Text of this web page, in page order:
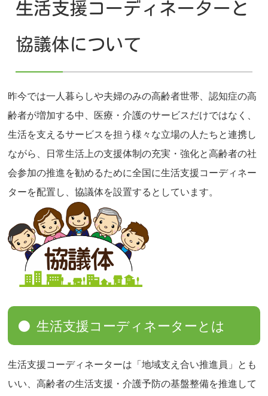
生活支援コーディネーターと
協議体について
昨今では一人暮らしや夫婦のみの高齢者世帯、認知症の高
齢者が増加する中、医療・介護のサービスだけではなく、
生活を支えるサービスを担う様々な立場の人たちと連携し
ながら、日常生活上の支援体制の充実・強化と高齢者の社
会参加の推進を勧めるために全国に生活支援コーディネー
ターを配置し、協議体を設置するとしています。
生活支援コーディネーターとは
生活支援コーディネーターは「地域支え合い推進員」とも
いい、高齢者の生活支援・介護予防の基盤整備を推進して